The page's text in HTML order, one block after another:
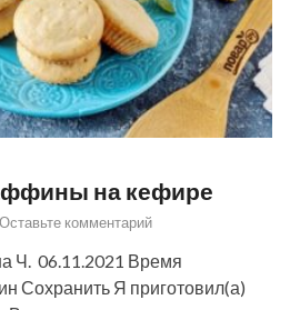
на кефире
Оставьте комментарий
Ч. 06.11.2021 Время
Сохранить Я приготовил(а)